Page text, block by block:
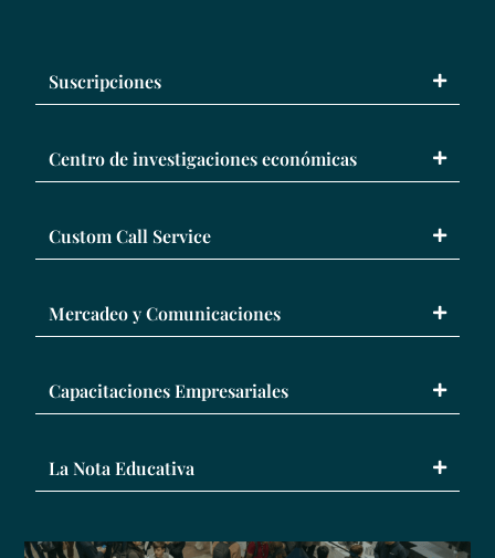
Suscripciones
Centro de investigaciones económicas
Custom Call Service
Mercadeo y Comunicaciones
Capacitaciones Empresariales
La Nota Educativa